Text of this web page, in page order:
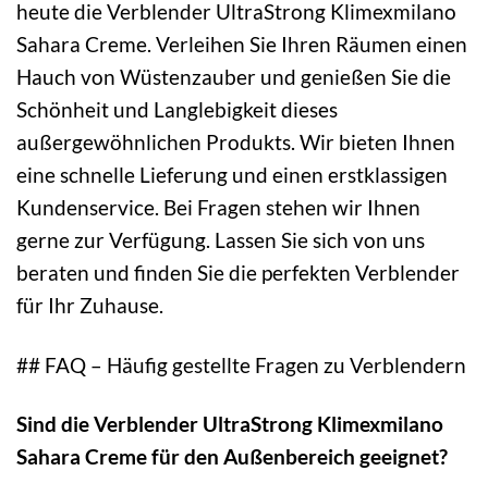
heute die Verblender UltraStrong Klimexmilano
Sahara Creme. Verleihen Sie Ihren Räumen einen
Hauch von Wüstenzauber und genießen Sie die
Schönheit und Langlebigkeit dieses
außergewöhnlichen Produkts. Wir bieten Ihnen
eine schnelle Lieferung und einen erstklassigen
Kundenservice. Bei Fragen stehen wir Ihnen
gerne zur Verfügung. Lassen Sie sich von uns
beraten und finden Sie die perfekten Verblender
für Ihr Zuhause.
## FAQ – Häufig gestellte Fragen zu Verblendern
Sind die Verblender UltraStrong Klimexmilano
Sahara Creme für den Außenbereich geeignet?